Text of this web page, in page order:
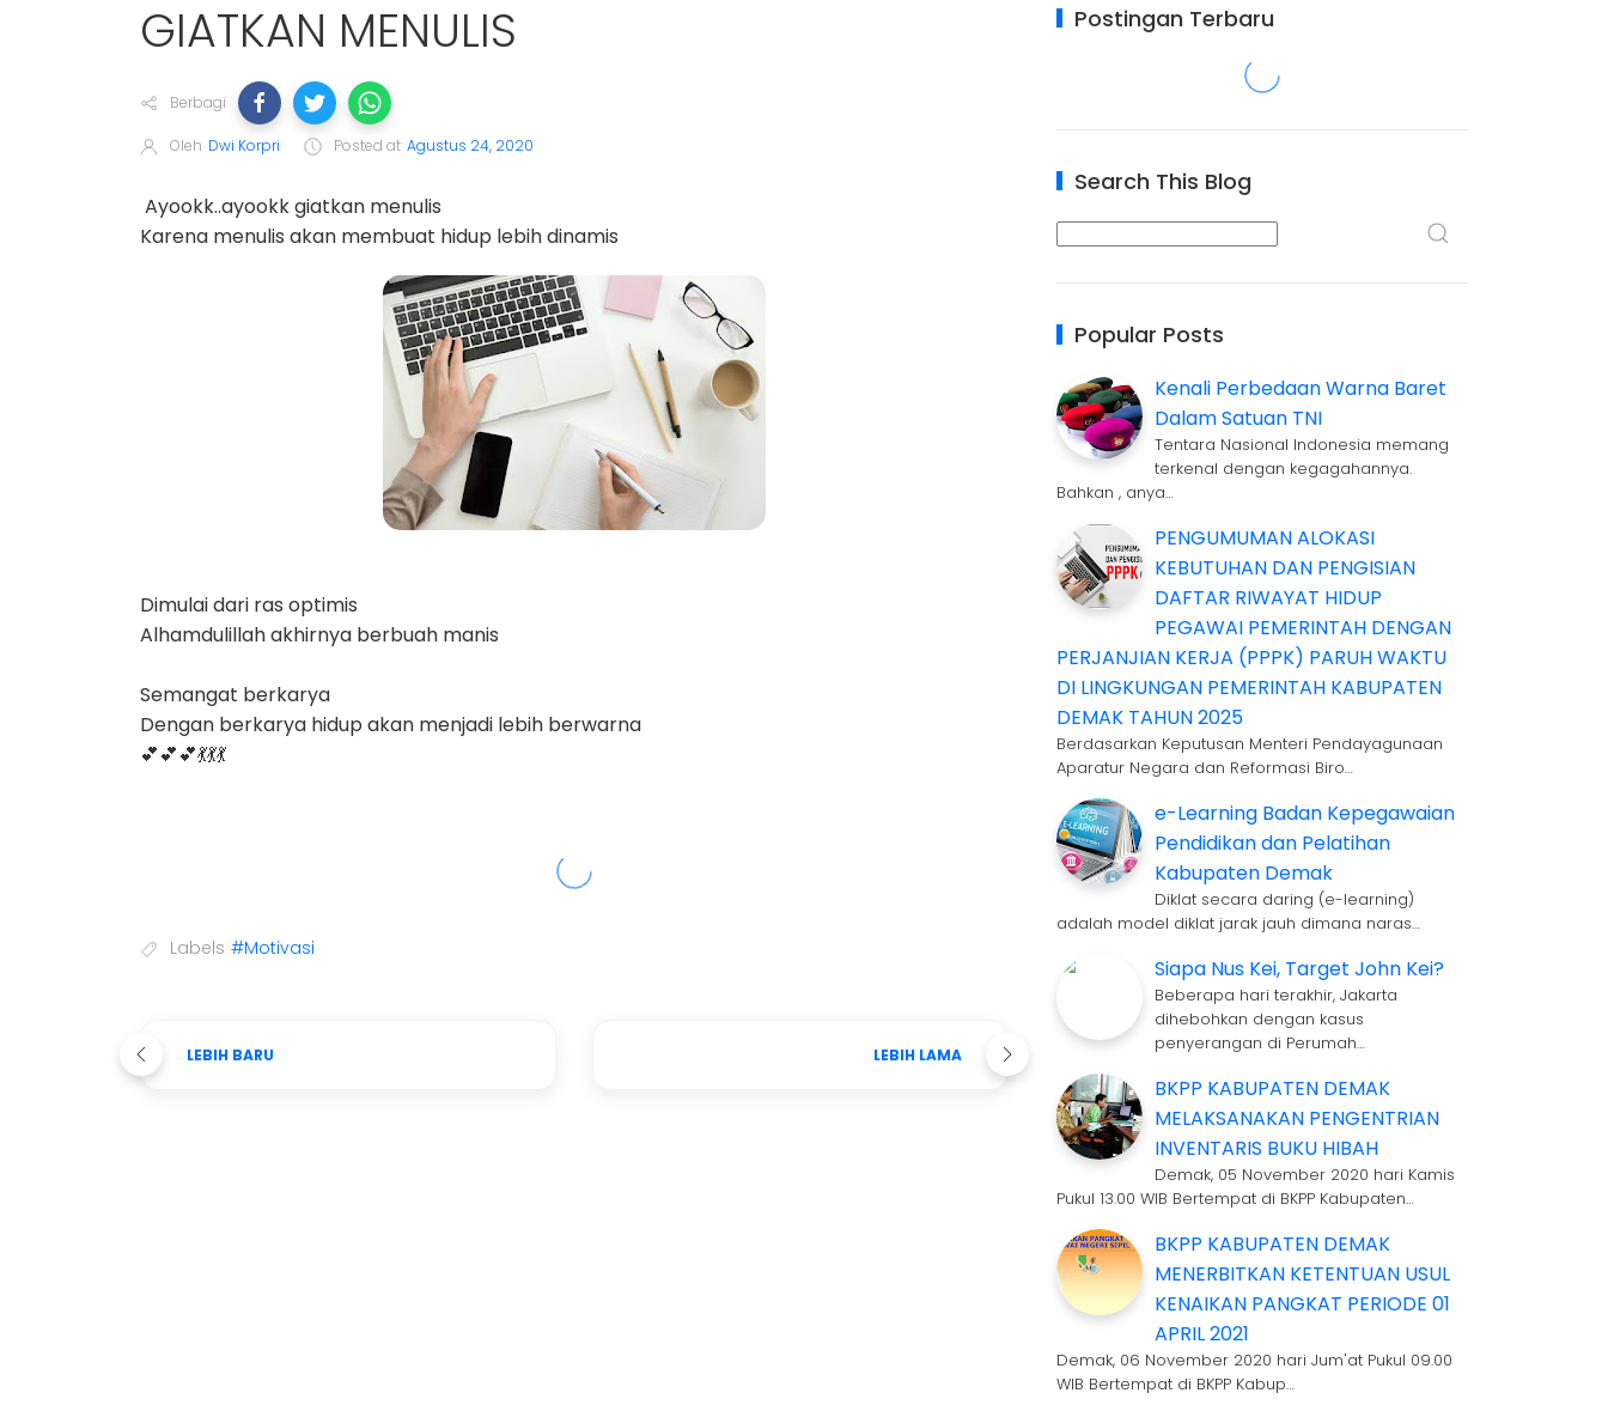
GIATKAN MENULIS
Berbagi
Oleh Dwi Korpri Posted at Agustus 24, 2020
Ayookk..ayookk giatkan menulis
Karena menulis akan membuat hidup lebih dinamis
Dimulai dari ras optimis
Alhamdulillah akhirnya berbuah manis
Semangat berkarya
Dengan berkarya hidup akan menjadi lebih berwarna
💕💕💕💃💃💃
Labels #Motivasi
LEBIH BARU LEBIH LAMA
Postingan Terbaru
Search This Blog
Popular Posts
Kenali Perbedaan Warna Baret
Dalam Satuan TNI
Tentara Nasional Indonesia memang
terkenal dengan kegagahannya.
Bahkan , anya…
PENGUMUMAN ALOKASI
KEBUTUHAN DAN PENGISIAN
DAFTAR RIWAYAT HIDUP
PEGAWAI PEMERINTAH DENGAN
PERJANJIAN KERJA (PPPK) PARUH WAKTU
DI LINGKUNGAN PEMERINTAH KABUPATEN
DEMAK TAHUN 2025
Berdasarkan Keputusan Menteri Pendayagunaan
Aparatur Negara dan Reformasi Biro…
e-Learning Badan Kepegawaian
Pendidikan dan Pelatihan
Kabupaten Demak
Diklat secara daring (e-learning)
adalah model diklat jarak jauh dimana naras…
Siapa Nus Kei, Target John Kei?
Beberapa hari terakhir, Jakarta
dihebohkan dengan kasus
penyerangan di Perumah…
BKPP KABUPATEN DEMAK
MELAKSANAKAN PENGENTRIAN
INVENTARIS BUKU HIBAH
Demak, 05 November 2020 hari Kamis
Pukul 13.00 WIB Bertempat di BKPP Kabupaten…
BKPP KABUPATEN DEMAK
MENERBITKAN KETENTUAN USUL
KENAIKAN PANGKAT PERIODE 01
APRIL 2021
Demak, 06 November 2020 hari Jum'at Pukul 09.00
WIB Bertempat di BKPP Kabup…